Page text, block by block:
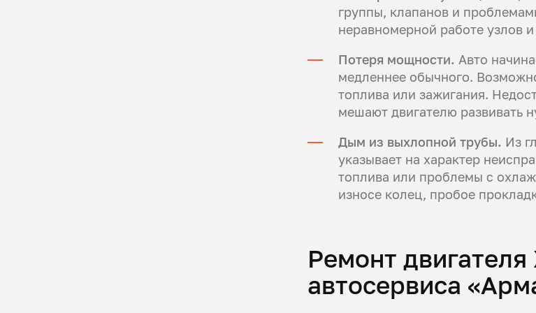
группы, клапанов и
неравномерной работе узлов
Потеря мощности. Авто
медленнее обычного.
топлива или зажигания.
мешают двигателю развивать
Дым из выхлопной трубы. Из
указывает на характер
топлива или проблемы с
износе колец, пробое
Ремонт
автосервиса